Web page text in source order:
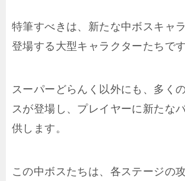
特筆すべきは、新たな中ボスキャ
登場する大型キャラクターたちです
スーパーどらんく以外にも、多く
スが登場し、プレイヤーに新たな
供します。
この中ボスたちは、各ステージの